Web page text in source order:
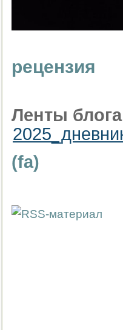
рецензия
Ленты
(fa)